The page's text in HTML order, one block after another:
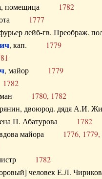
помещица 1782
1777
лейб-гв.
, кап. 1779
, майор 1779
1782
1780, 1782
двоюрод. дядя
П. Абатурова 1782
майора 1776,
1782
человек Е.Л.